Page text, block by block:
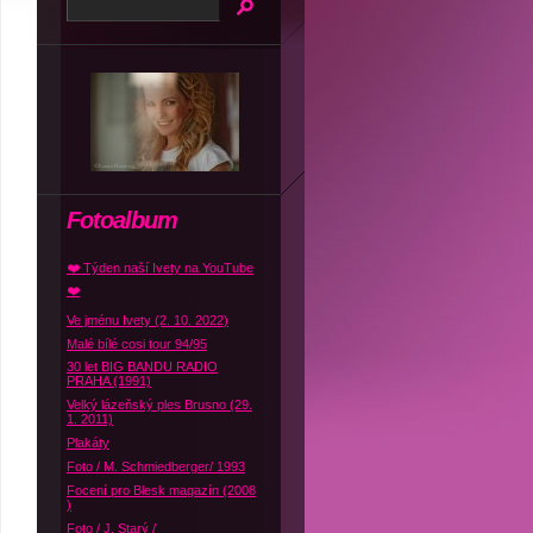
Fotoalbum
❤️ Týden naší Ivety na YouTube
❤️
Ve jménu Ivety (2. 10. 2022)
Malé bílé cosi tour 94/95
30 let BIG BANDU RADIO
PRAHA (1991)
Velký lázeňský ples Brusno (29.
1. 2011)
Plakáty
Foto / M. Schmiedberger/ 1993
Focení pro Blesk magazín (2008
)
Foto / J. Starý /